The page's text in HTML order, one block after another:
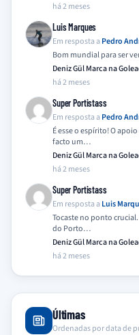
há 2 meses
Luis Marques
Em resposta a Pedro
Bom mundial para ser
Deniz Gül Marca na
há 2 meses
Super Portistass
Em resposta a Pedro
É esse o espírito! O
facto um…
Deniz Gül Marca na
há 2 meses
Super Portistass
Em resposta a Luis
Tocaste no ponto
do Porto…
Deniz Gül Marca na
há 2 meses
Últimas
Ordenadas por data de